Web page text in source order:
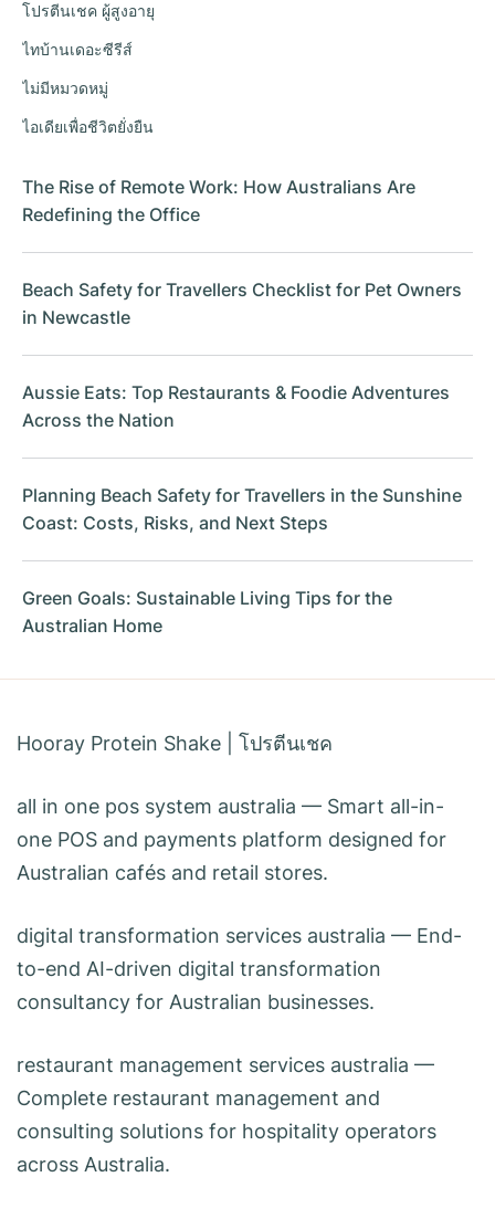
โปรตีนเชค ผู้สูงอายุ
ไทบ้านเดอะซีรีส์
ไม่มีหมวดหมู่
ไอเดียเพื่อชีวิตยั่งยืน
The Rise of Remote Work: How Australians Are
Redefining the Office
Beach Safety for Travellers Checklist for Pet Owners
in Newcastle
Aussie Eats: Top Restaurants & Foodie Adventures
Across the Nation
Planning Beach Safety for Travellers in the Sunshine
Coast: Costs, Risks, and Next Steps
Green Goals: Sustainable Living Tips for the
Australian Home
Hooray Protein Shake โปรตีนเชค
all in one pos system australia — Smart all-in-
one POS and payments platform designed for
Australian cafés and retail stores.
digital transformation services australia — End-
to-end AI-driven digital transformation
consultancy for Australian businesses.
restaurant management services australia —
Complete restaurant management and
consulting solutions for hospitality operators
across Australia.